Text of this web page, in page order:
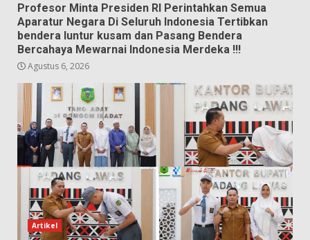
Profesor Minta Presiden RI Perintahkan Semua
Aparatur Negara Di Seluruh Indonesia Tertibkan
bendera luntur kusam dan Pasang Bendera
Bercahaya Mewarnai Indonesia Merdeka !!!
Agustus 6, 2026
Artikel